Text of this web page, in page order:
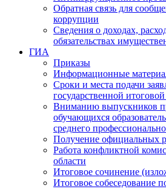
Обратная связь для
коррупции
Сведения о доходах,
обязательствах
ГИА
Приказы
Информационные
Сроки и места подачи
государственной
Вниманию выпускников
обучающихся
среднего
Получение официальных
Работа конфликтной
области
Итоговое сочинение
Итоговое собеседование